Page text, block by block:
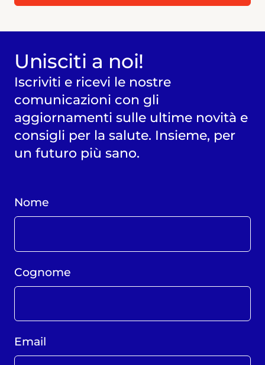
Unisciti a noi!
Iscriviti e ricevi le nostre
comunicazioni con gli
aggiornamenti sulle ultime novità e
consigli per la salute. Insieme, per
un futuro più sano.
Nome
Cognome
Email